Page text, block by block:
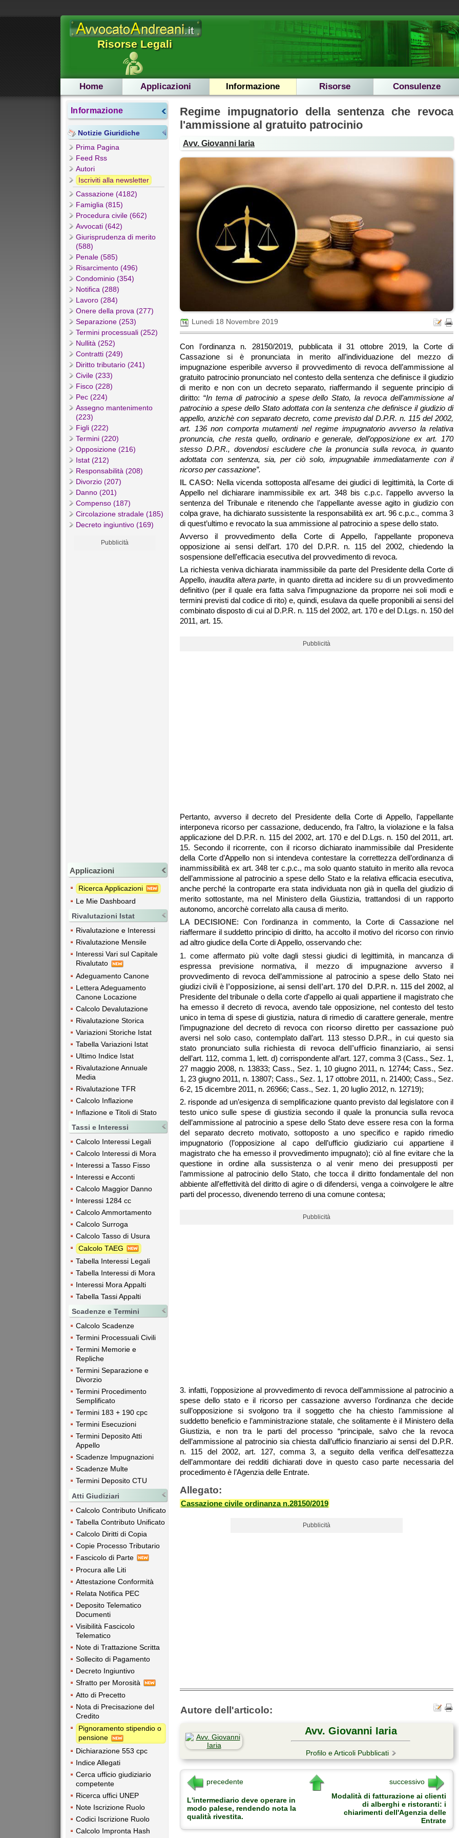
Risorse Legali
Home Applicazioni Informazione Risorse Consulenze
Informazione
Notizie Giuridiche
Prima Pagina
Feed Rss
Autori
Iscriviti alla newsletter
Cassazione (4182)
Famiglia (815)
Procedura civile (662)
Avvocati (642)
Giurisprudenza di merito
(588)
Penale (585)
Risarcimento (496)
Condominio (354)
Notifica (288)
Lavoro (284)
Onere della prova (277)
Separazione (253)
Termini processuali (252)
Nullità (252)
Contratti (249)
Diritto tributario (241)
Civile (233)
Fisco (228)
Pec (224)
Assegno mantenimento
(223)
Figli (222)
Termini (220)
Opposizione (216)
Istat (212)
Responsabilità (208)
Divorzio (207)
Danno (201)
Compenso (187)
Circolazione stradale (185)
Decreto ingiuntivo (169)
Pubblicità
Applicazioni
Ricerca Applicazioni
Le Mie Dashboard
Rivalutazioni Istat
Rivalutazione e Interessi
Rivalutazione Mensile
Interessi Vari sul Capitale
Rivalutato
Adeguamento Canone
Lettera Adeguamento
Canone Locazione
Calcolo Devalutazione
Rivalutazione Storica
Variazioni Storiche Istat
Tabella Variazioni Istat
Ultimo Indice Istat
Rivalutazione Annuale
Media
Rivalutazione TFR
Calcolo Inflazione
Inflazione e Titoli di Stato
Tassi e Interessi
Calcolo Interessi Legali
Calcolo Interessi di Mora
Interessi a Tasso Fisso
Interessi e Acconti
Calcolo Maggior Danno
Interessi 1284 cc
Calcolo Ammortamento
Calcolo Surroga
Calcolo Tasso di Usura
Calcolo TAEG
Tabella Interessi Legali
Tabella Interessi di Mora
Interessi Mora Appalti
Tabella Tassi Appalti
Scadenze e Termini
Calcolo Scadenze
Termini Processuali Civili
Termini Memorie e
Repliche
Termini Separazione e
Divorzio
Termini Procedimento
Semplificato
Termini 183 + 190 cpc
Termini Esecuzioni
Termini Deposito Atti
Appello
Scadenze Impugnazioni
Scadenze Multe
Termini Deposito CTU
Atti Giudiziari
Calcolo Contributo Unificato
Tabella Contributo Unificato
Calcolo Diritti di Copia
Copie Processo Tributario
Fascicolo di Parte
Procura alle Liti
Attestazione Conformità
Relata Notifica PEC
Deposito Telematico
Documenti
Visibilità Fascicolo
Telematico
Note di Trattazione Scritta
Sollecito di Pagamento
Decreto Ingiuntivo
Sfratto per Morosità
Atto di Precetto
Nota di Precisazione del
Credito
Pignoramento stipendio o
pensione
Dichiarazione 553 cpc
Indice Allegati
Cerca ufficio giudiziario
competente
Ricerca uffici UNEP
Note Iscrizione Ruolo
Codici Iscrizione Ruolo
Calcolo Impronta Hash
Regime impugnatorio della sentenza che revoca
l'ammissione al gratuito patrocinio
Avv. Giovanni Iaria
Lunedi 18 Novembre 2019
Con l’ordinanza n. 28150/2019, pubblicata il 31 ottobre 2019, la Corte di
Cassazione si è pronunciata in merito all’individuazione del mezzo di
impugnazione esperibile avverso il provvedimento di revoca dell’ammissione al
gratuito patrocinio pronunciato nel contesto della sentenza che definisce il giudizio
di merito e non con un decreto separato, riaffermando il seguente principio di
diritto: “In tema di patrocinio a spese dello Stato, la revoca dell’ammissione al
patrocinio a spese dello Stato adottata con la sentenza che definisce il giudizio di
appello, anzichè con separato decreto, come previsto dal D.P.R. n. 115 del 2002,
art. 136 non comporta mutamenti nel regime impugnatorio avverso la relativa
pronuncia, che resta quello, ordinario e generale, dell’opposizione ex art. 170
stesso D.P.R., dovendosi escludere che la pronuncia sulla revoca, in quanto
adottata con sentenza, sia, per ciò solo, impugnabile immediatamente con il
ricorso per cassazione”.
IL CASO: Nella vicenda sottoposta all’esame dei giudici di legittimità, la Corte di
Appello nel dichiarare inammissibile ex art. 348 bis c.p.c. l’appello avverso la
sentenza del Tribunale e ritenendo che l’appellante avesse agito in giudizio con
colpa grave, ha dichiarato sussistente la responsabilità ex art. 96 c.p.c., comma 3
di quest’ultimo e revocato la sua ammissione al patrocinio a spese dello stato.
Avverso il provvedimento della Corte di Appello, l’appellante proponeva
opposizione ai sensi dell’art. 170 del D.P.R. n. 115 del 2002, chiedendo la
sospensione dell’efficacia esecutiva del provvedimento di revoca.
La richiesta veniva dichiarata inammissibile da parte del Presidente della Corte di
Appello, inaudita altera parte, in quanto diretta ad incidere su di un provvedimento
definitivo (per il quale era fatta salva l’impugnazione da proporre nei soli modi e
termini previsti dal codice di rito) e, quindi, esulava da quelle proponibili ai sensi del
combinato disposto di cui al D.P.R. n. 115 del 2002, art. 170 e del D.Lgs. n. 150 del
2011, art. 15.
Pubblicità
Pertanto, avverso il decreto del Presidente della Corte di Appello, l’appellante
interponeva ricorso per cassazione, deducendo, fra l’altro, la violazione e la falsa
applicazione del D.P.R. n. 115 del 2002, art. 170 e del D.Lgs. n. 150 del 2011, art.
15. Secondo il ricorrente, con il ricorso dichiarato inammissibile dal Presidente
della Corte d’Appello non si intendeva contestare la correttezza dell’ordinanza di
inammissibilità ex art. 348 ter c.p.c., ma solo quanto statuito in merito alla revoca
dell’ammissione al patrocinio a spese dello Stato e la relativa efficacia esecutiva,
anche perché la controparte era stata individuata non già in quella del giudizio di
merito sottostante, ma nel Ministero della Giustizia, trattandosi di un rapporto
autonomo, ancorchè correlato alla causa di merito.
LA DECISIONE: Con l’ordinanza in commento, la Corte di Cassazione nel
riaffermare il suddetto principio di diritto, ha accolto il motivo del ricorso con rinvio
ad altro giudice della Corte di Appello, osservando che:
1. come affermato più volte dagli stessi giudici di legittimità, in mancanza di
espressa previsione normativa, il mezzo di impugnazione avverso il
provvedimento di revoca dell’ammissione al patrocinio a spese dello Stato nei
giudizi civili è l’opposizione, ai sensi dell’art. 170 del D.P.R. n. 115 del 2002, al
Presidente del tribunale o della corte d’appello ai quali appartiene il magistrato che
ha emesso il decreto di revoca, avendo tale opposizione, nel contesto del testo
unico in tema di spese di giustizia, natura di rimedio di carattere generale, mentre
l’impugnazione del decreto di revoca con ricorso diretto per cassazione può
aversi nel solo caso, contemplato dall’art. 113 stesso D.P.R., in cui questo sia
stato pronunciato sullarichiesta di revoca dell’ufficio finanziario, ai sensi
dell’art. 112, comma 1, lett. d) corrispondente all’art. 127, comma 3 (Cass., Sez. 1,
27 maggio 2008, n. 13833; Cass., Sez. 1, 10 giugno 2011, n. 12744; Cass., Sez.
1, 23 giugno 2011, n. 13807; Cass., Sez. 1, 17 ottobre 2011, n. 21400; Cass., Sez.
6-2, 15 dicembre 2011, n. 26966; Cass., Sez. 1, 20 luglio 2012, n. 12719);
2. risponde ad un’esigenza di semplificazione quanto previsto dal legislatore con il
testo unico sulle spese di giustizia secondo il quale la pronuncia sulla revoca
dell’ammissione al patrocinio a spese dello Stato deve essere resa con la forma
del separato decreto motivato, sottoposto a uno specifico e rapido rimedio
impugnatorio (l’opposizione al capo dell’ufficio giudiziario cui appartiene il
magistrato che ha emesso il provvedimento impugnato); ciò al fine evitare che la
questione in ordine alla sussistenza o al venir meno dei presupposti per
l’ammissione al patrocinio dello Stato, che tocca il diritto fondamentale del non
abbiente all’effettività del diritto di agire o di difendersi, venga a coinvolgere le altre
parti del processo, divenendo terreno di una comune contesa;
Pubblicità
3. infatti, l’opposizione al provvedimento di revoca dell’ammissione al patrocinio a
spese dello stato e il ricorso per cassazione avverso l’ordinanza che decide
sull’opposizione si svolgono tra il soggetto che ha chiesto l’ammissione al
suddetto beneficio e l’amministrazione statale, che solitamente è il Ministero della
Giustizia, e non tra le parti del processo “principale, salvo che la revoca
dell’ammissione al patrocinio sia chiesta dall’ufficio finanziario ai sensi del D.P.R.
n. 115 del 2002, art. 127, comma 3, a seguito della verifica dell’esattezza
dell’ammontare dei redditi dichiarati dove in questo caso parte necessaria del
procedimento è l’Agenzia delle Entrate.
Allegato:
Cassazione civile ordinanza n.28150/2019
Pubblicità
Autore dell'articolo:
Avv. Giovanni Iaria
Profilo e Articoli Pubblicati
precedente successivo
L'intermediario deve operare in
modo palese, rendendo nota la
qualità rivestita.
Modalità di fatturazione ai clienti
di alberghi e ristoranti: i
chiarimenti dell'Agenzia delle
Entrate